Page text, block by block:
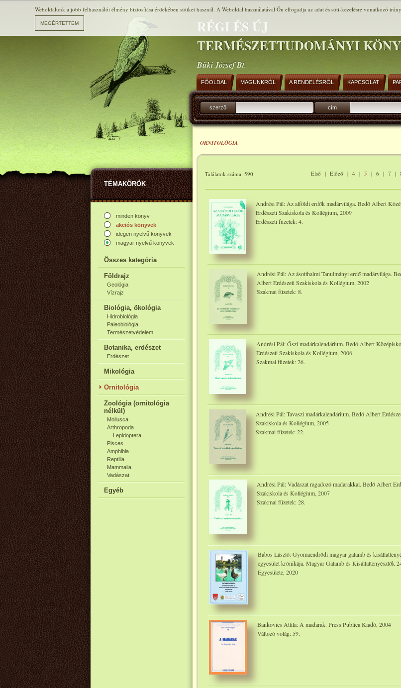
RÉGI ÉS ÚJ
TERMÉSZETTUDOMÁNYI
Büki József Bt.
TÉMAKÖRÖK
minden könyv
akciós könyvek
idegen nyelvű könyvek
magyar nyelvű könyvek
Összes kategória
Földrajz
Geológia
Vízrajz
Biológia, ökológia
Hidrobiológia
Paleobiológia
Természetvédelem
Botanika, erdészet
Erdészet
Mikológia
Ornitológia
Zoológia (ornitológia
nélkül)
Mollusca
Arthropoda
Lepidoptera
Pisces
Amphibia
Reptilia
Mammalia
Vadászat
Egyéb
FŐOLDAL MAGUNKRÓL A RENDELÉSRŐL KAPCSOLAT
szerző cím
ORNITOLÓGIA
Első| Előző| 4 | 5 | 6 | 7 |
Találatok száma: 590
Andrési Pál: Az alföldi erdők madárvilága. Bedő Albert
Erdészeti Szakiskola és Kollégium, 2009
Erdészeti füzetek: 4.
Andrési Pál: Az ásotthalmi Tanulmányi erdő madárvilága.
Albert Erdészeti Szakiskola és Kollégium, 2002
Szakmai füzetek: 8.
Andrési Pál: Őszi madárkalendárium. Bedő Albert
Erdészeti Szakiskola és Kollégium, 2006
Szakmai füzetek: 26.
Andrési Pál: Tavaszi madárkalendárium. Bedő Albert
Szakiskola és Kollégium, 2005
Szakmai füzetek: 22.
Andrési Pál: Vadászat ragadozó madarakkal. Bedő Albert
Szakiskola és Kollégium, 2007
Szakmai füzetek: 28.
Babos László: Gyomaendrődi magyar galamb és
egyesület krónikája. Magyar Galamb és Kisállattenyésztők
Egyesülete, 2020
Bankovics Attila: A madarak. Press Publica Kiadó, 2004
Változó volág: 59.
Weboldalunk a jobb felhasználói élmény biztosítása érdekében sütiket használ. A Weboldal használatával Ön elfogadja az adat és süti-kezelésre vonatkozó